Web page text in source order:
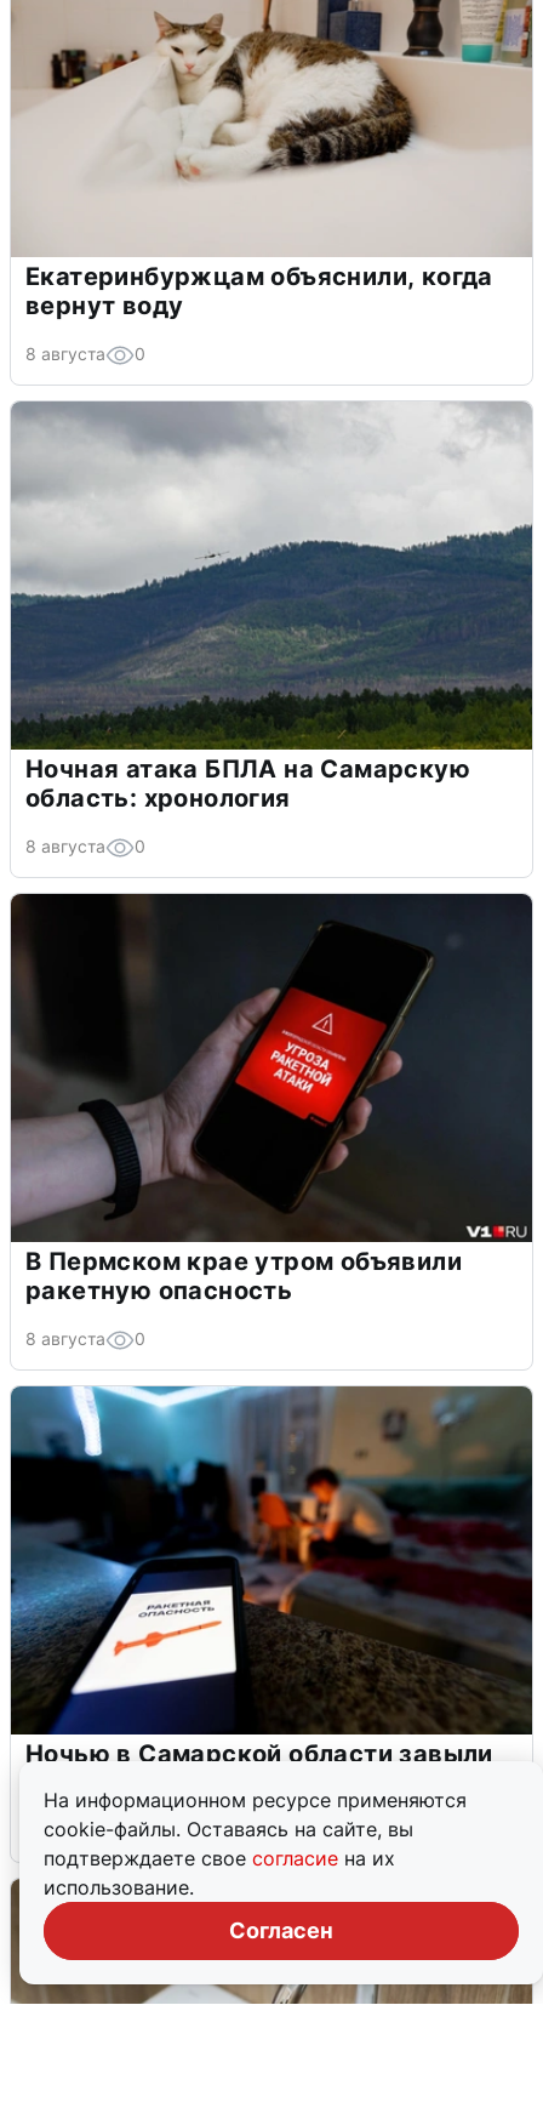
На информационном ресурсе применяются
cookie-файлы. Оставаясь на сайте, вы
подтверждаете свое согласие на их
использование.
Согласен
Екатеринбуржцам объяснили, когда
вернут воду
8 августа 0
Ночная атака БПЛА на Самарскую
область: хронология
8 августа 0
В Пермском крае утром объявили
ракетную опасность
8 августа 0
Ночью в Самарской области завыли
8 августа 0